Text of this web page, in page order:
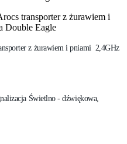
transporter z żurawiem i
Double Eagle
z żurawiem i pniami 2,4GHz
Świetlno - dźwiękowa,